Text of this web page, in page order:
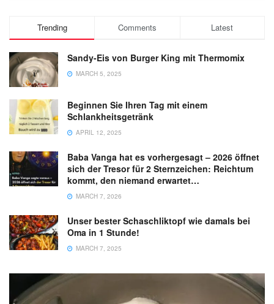
Trending Comments Latest
Sandy-Eis von Burger King mit Thermomix
MARCH 5, 2025
Beginnen Sie Ihren Tag mit einem
Schlankheitsgetränk
APRIL 12, 2025
Baba Vanga hat es vorhergesagt – 2026 öffnet
sich der Tresor für 2 Sternzeichen: Reichtum
kommt, den niemand erwartet…
MARCH 7, 2026
Unser bester Schaschliktopf wie damals bei
Oma in 1 Stunde!
MARCH 7, 2025